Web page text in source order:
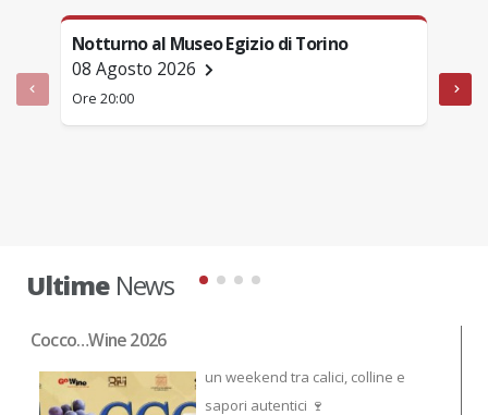
Notturno al Museo Egizio di Torino
08 Agosto 2026
Ore 20:00
08
Ore
UltimeNews
Cocco…Wine 2026
un weekend tra calici, colline e
sapori autentici 🍷